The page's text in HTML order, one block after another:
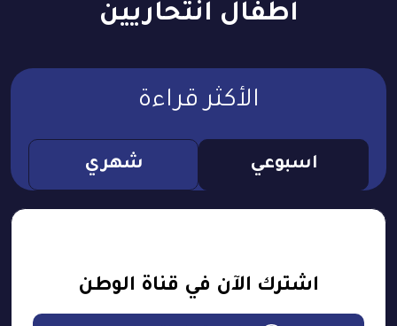
أطفال انتحاريين
الأكثر قراءة
اسبوعي شهري
اشترك الآن في قناة الوطن